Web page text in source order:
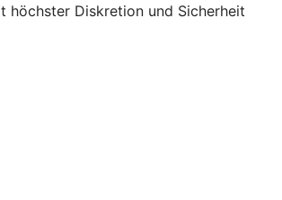
höchster Diskretion und Sicherheit